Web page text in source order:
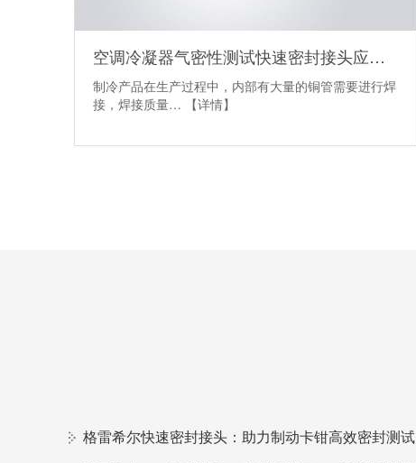
空调冷凝器气密性测试快速密封接头应用案例
制冷产品在生产过程中，内部有大量的铜管需要进行焊
接，焊接质量…
【详情】
格雷希尔快速密封接头：助力制动卡钳高效密封测试